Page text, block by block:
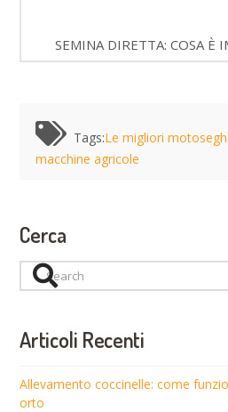
SEMINA DIRETTA: COSA È
Tags:Le migliori
macchine agricole
Cerca
Search
Articoli Recenti
Allevamento coccinelle: come
orto